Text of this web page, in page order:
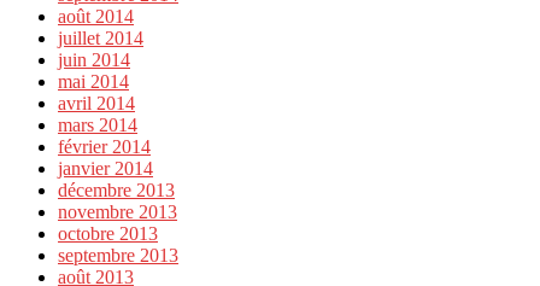
août 2014
juillet 2014
juin 2014
mai 2014
avril 2014
mars 2014
février 2014
janvier 2014
décembre 2013
novembre 2013
octobre 2013
septembre 2013
août 2013